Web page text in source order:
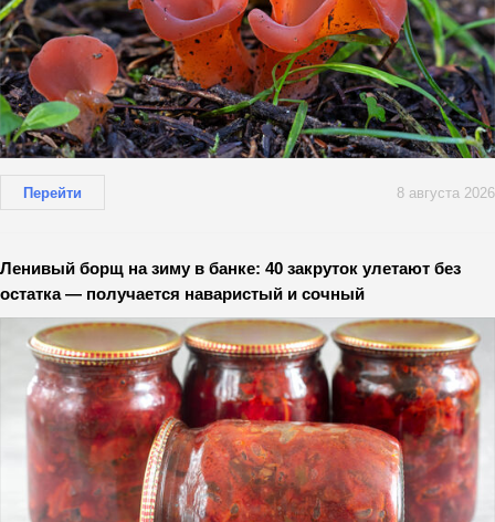
Перейти 8 августа 2026
Ленивый борщ на зиму в банке: 40 закруток улетают без
остатка — получается наваристый и сочный